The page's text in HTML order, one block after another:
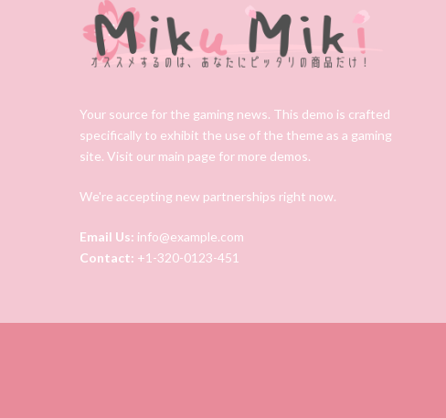
Your source for the gaming news. This demo is crafted
specifically to exhibit the use of the theme as a gaming
site. Visit our main page for more demos.
We're accepting new partnerships right now.
Email Us: info@example.com
Contact: +1-320-0123-451